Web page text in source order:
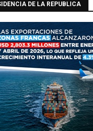
DE LA REPUBLICA